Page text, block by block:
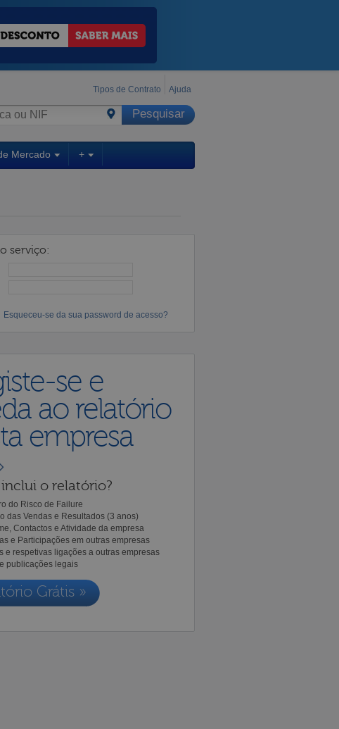
Tipos de Contrato Ajuda
Mercado +
serviço:
Esqueceu-se da sua password de acesso?
se e
ao relatório
empresa
o relatório?
do Risco de Failure
das Vendas e Resultados (3 anos)
Contactos e Atividade da empresa
e Participações em outras empresas
e respetivas ligações a outras empresas
publicações legais
Grátis »